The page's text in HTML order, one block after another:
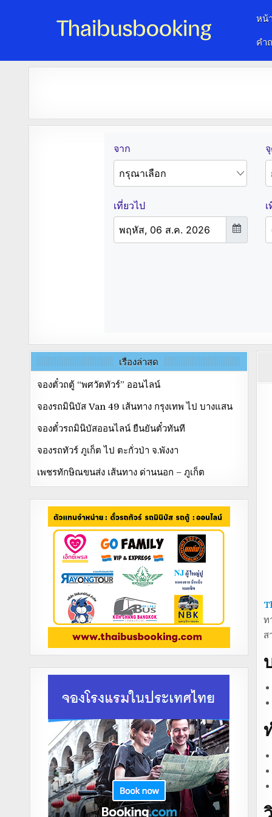
จองตั๋วรถออนไลน์ 24 ชั่วโมง
หน้
คำ
ท
ส
เรื่องล่าสุด
จองตั๋วถตู้ “พศวัตทัวร์” ออนไลน์
จองรถมินิบัส Van 49 เส้นทาง กรุงเทพ ไป บางแสน
จองตั๋วรถมินิบัสออนไลน์ ยืนยันตั๋วทันที
จองรถทัวร์ ภูเก็ต ไป ตะกั่วป่า จ.พังงา
เพชรทักษิณขนส่ง เส้นทาง ด่านนอก – ภูเก็ต